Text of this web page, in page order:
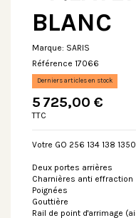
BLANC
Marque: SARIS
Référence 17066
Derniers articles en stock
5 725,00 €
TTC
Votre GO 256 134 138
Deux portes arrières
Charnières anti effraction
Poignées
Gouttière
Rail de point d'arrimage